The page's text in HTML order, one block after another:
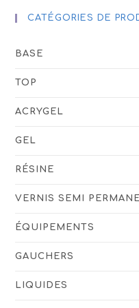
CATÉGORIES DE
BASE
TOP
ACRYGEL
GEL
RÉSINE
VERNIS SEMI
ÉQUIPEMENTS
GAUCHERS
LIQUIDES